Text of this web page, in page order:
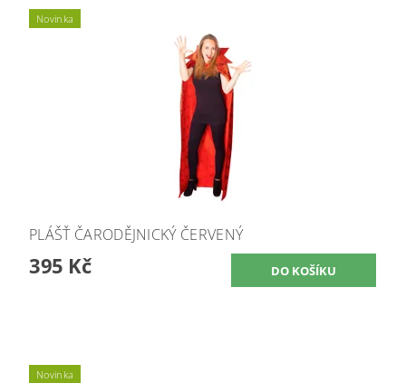
Novinka
PLÁŠŤ ČARODĚJNICKÝ ČERVENÝ
395 Kč
Novinka